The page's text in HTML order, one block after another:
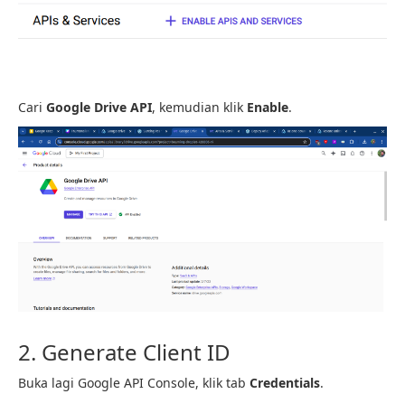
Cari Google Drive API, kemudian klik Enable.
2. Generate Client ID
Buka lagi Google API Console, klik tab Credentials.